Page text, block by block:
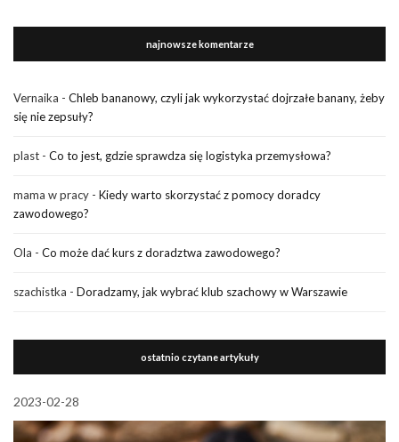
najnowsze komentarze
Vernaika - Chleb bananowy, czyli jak wykorzystać dojrzałe banany, żeby
się nie zepsuły?
plast - Co to jest, gdzie sprawdza się logistyka przemysłowa?
mama w pracy - Kiedy warto skorzystać z pomocy doradcy
zawodowego?
Ola - Co może dać kurs z doradztwa zawodowego?
szachistka - Doradzamy, jak wybrać klub szachowy w Warszawie
ostatnio czytane artykuły
2023-02-28